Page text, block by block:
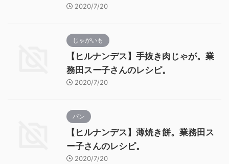
2020/7/20
じゃがいも
【ヒルナンデス】手抜き肉じゃが。業
務田スー子さんのレシピ。
2020/7/20
パン
【ヒルナンデス】薄焼き餅。業務田ス
ー子さんのレシピ。
2020/7/20